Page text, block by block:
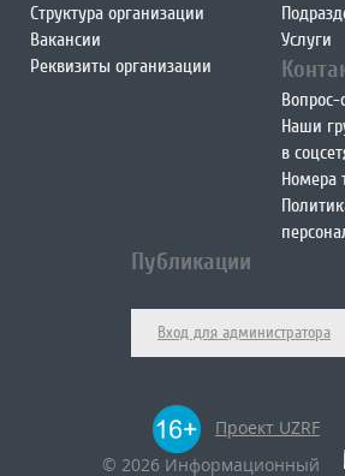
Структура организации
Вакансии
Реквизиты организации
Услуги
Вопрос-
Наши
в
Номера
Публикации
Вход для администратора
Проект UZRF
© 2026 Информационный